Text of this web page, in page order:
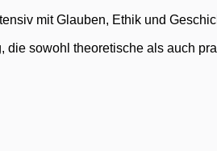
mit Glauben, Ethik und
sowohl theoretische als auch